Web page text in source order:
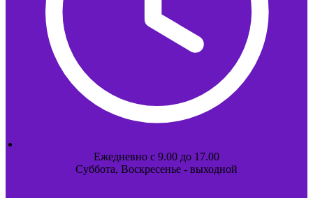
Ежедневно с 9.00 до 17.00
Суббота, Воскресенье - выходной